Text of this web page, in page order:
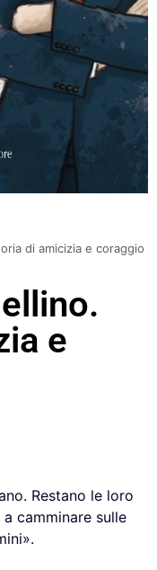
di amicizia e coraggio
e
Restano le loro
camminare sulle